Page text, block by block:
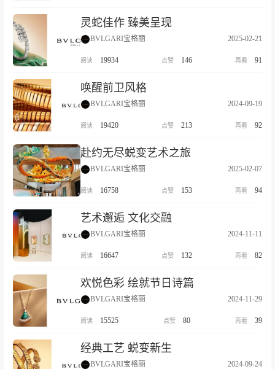
灵蛇佳作 臻美呈现
BVLGARI宝格丽 2025-02-21
19934 146 91
唤醒前卫风格
BVLGARI宝格丽 2024-09-19
19420 213 92
赴约无尽蜕变艺术之旅
BVLGARI宝格丽 2025-02-07
16758 153 94
艺术邂逅 文化交融
BVLGARI宝格丽 2024-11-11
16647 132 82
欢悦色彩 绘就节日诗篇
BVLGARI宝格丽 2024-11-29
15525 80 39
经典工艺 蜕变新生
BVLGARI宝格丽 2024-09-24